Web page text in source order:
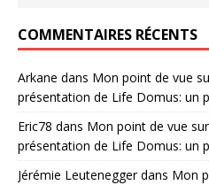
COMMENTAIRES RÉCENTS
Arkane dans Mon point de vue
présentation de Life Domus: un
Eric78 dans Mon point de vue
présentation de Life Domus: un
Jérémie Leuteneggerdans Mon